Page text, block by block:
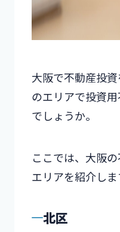
大阪で不動産投
のエリアで投資
でしょうか。
ここでは、大阪
エリアを紹介しま
北区